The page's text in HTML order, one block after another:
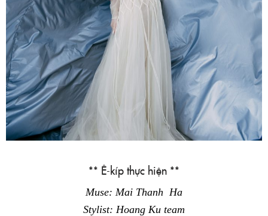
** Ê-kíp thực hiện **
Muse: Mai Thanh Ha
Stylist: Hoang Ku team